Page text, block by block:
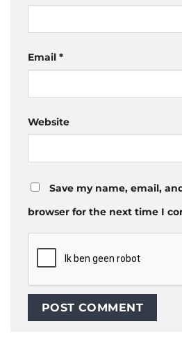
Email *
Website
Save my name, email,
browser for the next time I